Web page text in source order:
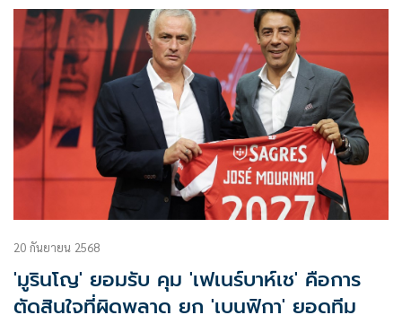
20 กันยายน 2568
'มูรินโญ' ยอมรับ คุม 'เฟเนร์บาห์เช' คือการ
ตัดสินใจที่ผิดพลาด ยก 'เบนฟิกา' ยอดทีม